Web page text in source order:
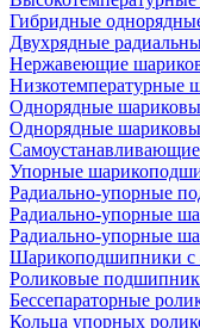
Гибридные
Двухрядные
Нержавеющие
Низкотемпературные
Однорядные
Однорядные
Упорные
Радиально-упорные
Радиально-упорные
Радиально-упорные
Шарикоподшипники с
Роликовые
Бессепараторные
Кольца упорных